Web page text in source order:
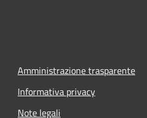
Amministrazione trasparente
Informativa privacy
Note legali